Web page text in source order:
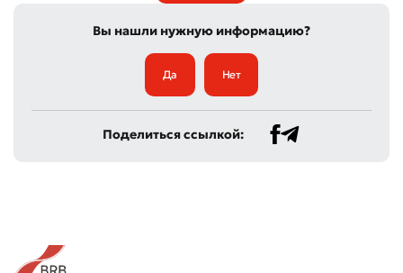
Вы нашли нужную информацию?
Да Нет
Поделиться ссылкой: